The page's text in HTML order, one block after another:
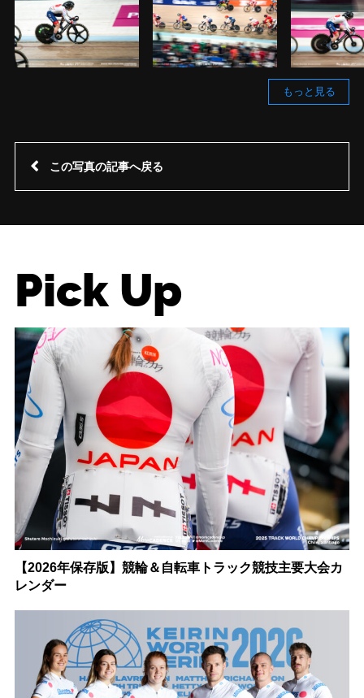
もっと見る
この写真の記事へ戻る
Pick Up
【2026年保存版】競輪＆自転車トラック競技主要大会カ
レンダー